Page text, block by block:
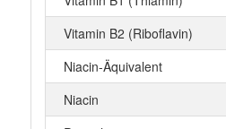
Vitamin B2 (Riboflavin)
Niacin-Äquivalent
Niacin